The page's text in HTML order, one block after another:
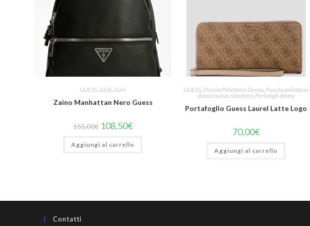
GUESS Saldi Zaini
Zaino Manhattan Nero Guess
155,00€ 108,50€
Aggiungi al carrello
GUESS Piccola Pelletteria Donna Piccola pelletteria
donna nuova collezione, Portafogli donna
Portafoglio Guess Laurel Latte Logo
70,00€
Aggiungi al carrello
Contatti